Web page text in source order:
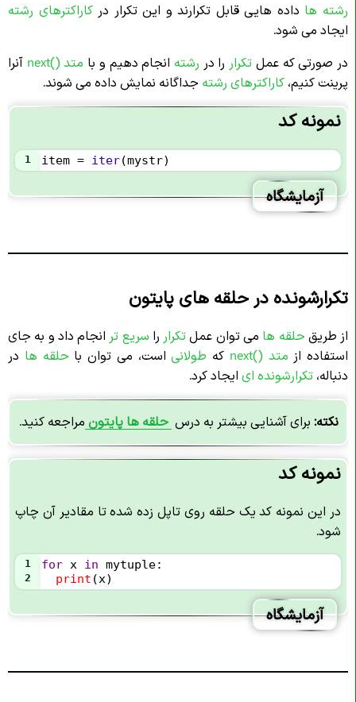
رشته ها داده هایی قابل تکرارند و این تکرار در کاراکترهای رشته
ایجاد می شود.
در صورتی که عمل تکرار را در رشته انجام دهیم و با متد ()next
آنرا
پرینت کنیم، کاراکترهای رشته جداگانه نمایش داده می شوند.
نمونه کد
1 item = iter(mystr)
آزمایشگاه
تکرارشونده در حلقه های پایتون
از طریق حلقه ها می توان عمل تکرار را سریع تر انجام داد و به جای
استفاده از متد ()next که طولانی است، می توان با حلقه ها در
دنباله، تکرارشونده ای ایجاد کرد.
نکته: برای آشنایی بیشتر به درس حلقه ها پایتون مراجعه کنید.
نمونه کد
در این نمونه کد یک حلقه روی تاپل زده شده تا مقادیر آن چاپ
شود.
1 for x in mytuple:
2 print (x)
آزمایشگاه